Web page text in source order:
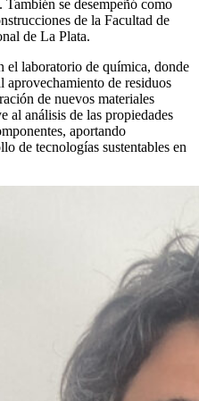
se desempeñó como
de la Facultad de
de La Plata.
el laboratorio de química, donde
aprovechamiento de residuos
de nuevos materiales
al análisis de las propiedades
aportando
de tecnologías sustentables en